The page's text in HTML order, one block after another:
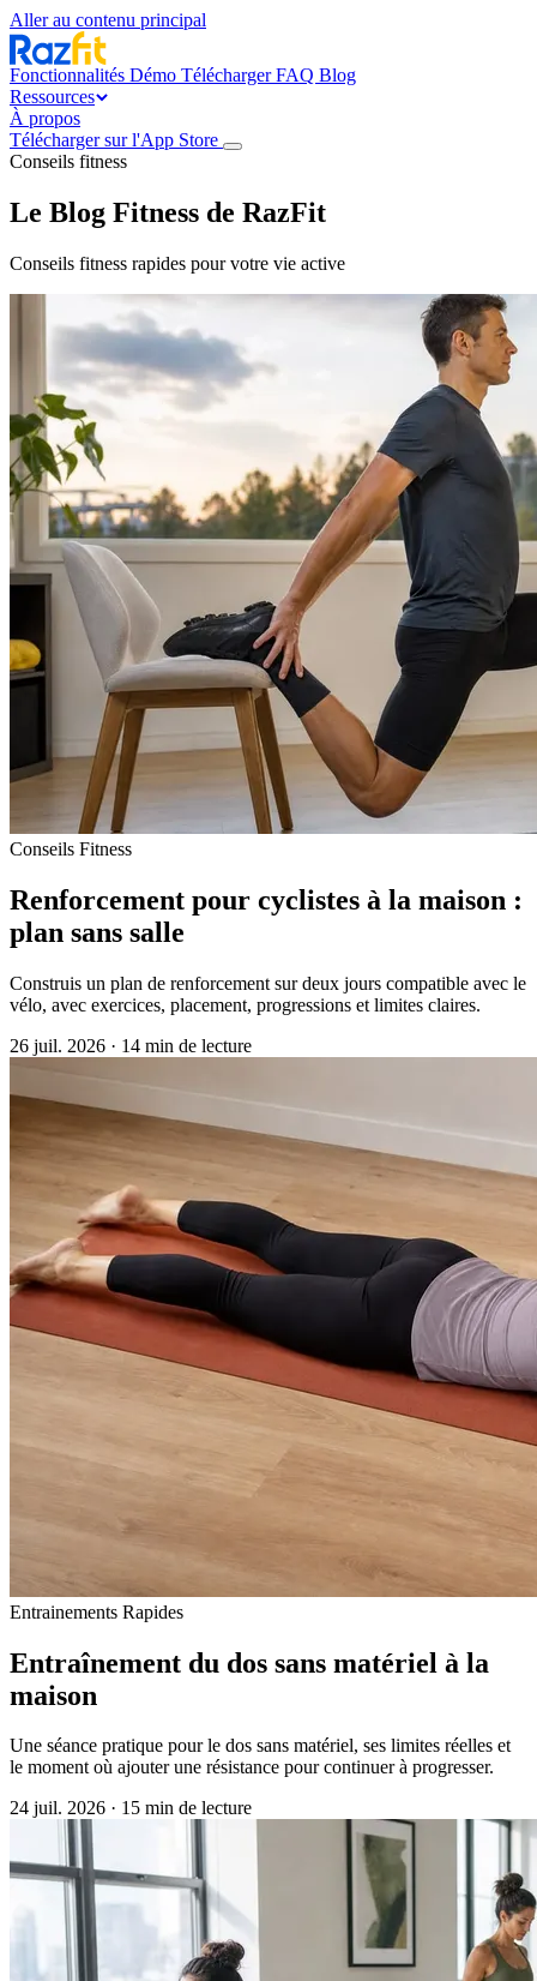
Aller au contenu principal
Fonctionnalités Démo TéléchargerFAQ Blog
Ressources
À propos
Télécharger sur l'App Store
Conseils fitness
Le Blog Fitness de RazFit
Conseils fitness rapides pour votre vie active
Conseils Fitness
Renforcement pour cyclistes à la maison :
plan sans salle
Construis un plan de renforcement sur deux jours compatible avec le
vélo, avec exercices, placement, progressions et limites claires.
26 juil. 2026 · 14 min de lecture
Entrainements Rapides
Entraînement du dos sans matériel à la
maison
Une séance pratique pour le dos sans matériel, ses limites réelles et
le moment où ajouter une résistance pour continuer à progresser.
24 juil. 2026 · 15 min de lecture